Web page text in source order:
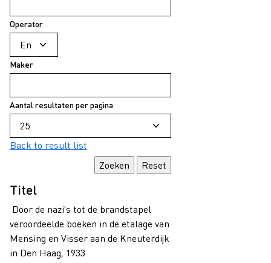
Operator
Maker
Aantal resultaten per pagina
Back to result list
Titel
Door de nazi's tot de brandstapel
veroordeelde boeken in de etalage van
Mensing en Visser aan de Kneuterdijk
in Den Haag, 1933